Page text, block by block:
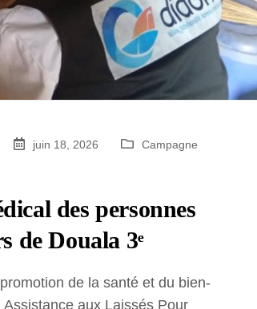
juin 18, 2026
Campagne
des personnes
de Douala 3ᵉ
de la santé et du bien-
aux Laissés Pour